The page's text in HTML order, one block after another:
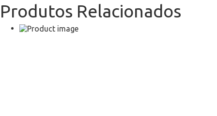
Produtos Relacionados